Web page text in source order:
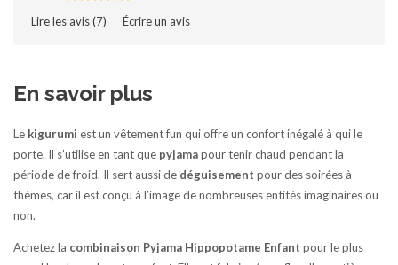
Lire les avis (7)‎ Écrire un avis
En savoir plus
Le kigurumi est un vêtement fun qui offre un confort inégalé à qui le
porte. Il s’utilise en tant que pyjamapour tenir chaud pendant la
période de froid. Il sert aussi de déguisement pour des soirées à
thèmes, car il est conçu à l’image de nombreuses entités imaginaires ou
non.
Achetez la combinaison Pyjama Hippopotame Enfant pour le plus